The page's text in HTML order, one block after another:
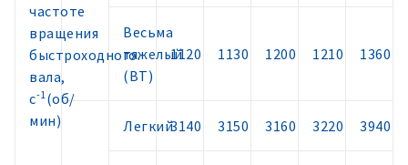
частоте
вращения
быстроходного.
вала,
с-1 (об/
мин)
Весьма
тяжелый
(ВТ)
1120 1130 1200 1210 1360
Легкий3140 3150 3160 3220 3940